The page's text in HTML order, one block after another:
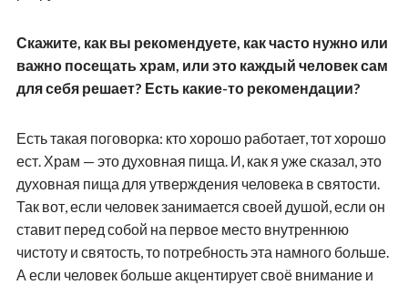
Скажите, как вы рекомендуете, как часто нужно или
важно посещать храм, или это каждый человек сам
для себя решает? Есть какие-то рекомендации?
Есть такая поговорка: кто хорошо работает, тот хорошо
ест. Храм — это духовная пища. И, как я уже сказал, это
духовная пища для утверждения человека в святости.
Так вот, если человек занимается своей душой, если он
ставит перед собой на первое место внутреннюю
чистоту и святость, то потребность эта намного больше.
А если человек больше акцентирует своё внимание и